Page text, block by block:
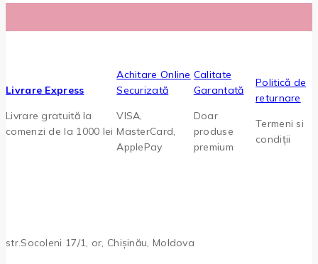
Livrare Express
Livrare gratuită la
comenzi de la 1000 lei
Achitare Online
Securizată
VISA,
MasterCard,
ApplePay
Calitate
Garantată
Doar
produse
premium
Politică de
returnare
Termeni si
condiții
str.Socoleni 17/1, or, Chișinău, Moldova